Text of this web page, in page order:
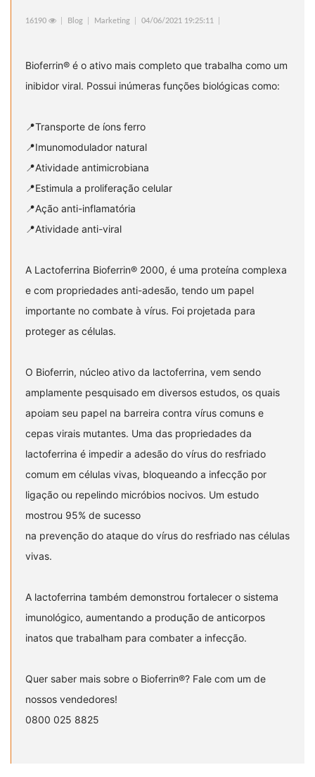
16190 Blog Marketing 04/06/2021 19:25:11
Bioferrin®️ é o ativo mais completo que trabalha como um
inibidor viral. Possui inúmeras funções biológicas como:
📍Transporte de íons ferro
📍Imunomodulador natural
📍Atividade antimicrobiana
📍Estimula a proliferação celular
📍Ação anti-inflamatória
📍Atividade anti-viral
A Lactoferrina Bioferrin®️ 2000, é uma proteína complexa
e com propriedades anti-adesão, tendo um papel
importante no combate à vírus. Foi projetada para
proteger as células.
O Bioferrin, núcleo ativo da lactoferrina, vem sendo
amplamente pesquisado em diversos estudos, os quais
apoiam seu papel na barreira contra vírus comuns e
cepas virais mutantes. Uma das propriedades da
lactoferrina é impedir a adesão do vírus do resfriado
comum em células vivas, bloqueando a infecção por
ligação ou repelindo micróbios nocivos. Um estudo
mostrou 95% de sucesso
na prevenção do ataque do vírus do resfriado nas células
vivas.
A lactoferrina também demonstrou fortalecer o sistema
imunológico, aumentando a produção de anticorpos
inatos que trabalham para combater a infecção.
Quer saber mais sobre o Bioferrin®️? Fale com um de
nossos vendedores!
0800 025 8825⁣